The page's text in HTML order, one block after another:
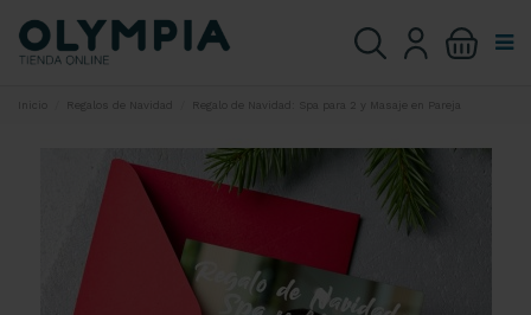
Regalos de Navidad Regalo de Navidad: Spa para 2 y Masaje en Pareja